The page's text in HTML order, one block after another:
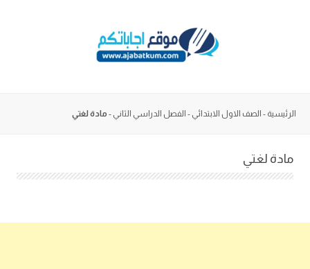
الرئيسية - الصف الاول الابتدائي - الفصل الدراسي الثاني - مادة لغتي
مادة لغتي